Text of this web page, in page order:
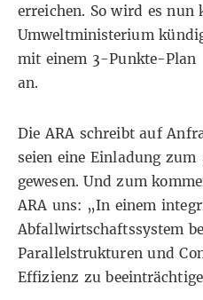
erreichen. So wird es nun
Umweltministerium
mit einem 3-Punkte-Plan
an.
Die ARA schreibt auf
seien eine Einladung zum
gewesen. Und zum
ARA uns: „In einem
Abfallwirtschaftssystem
Parallelstrukturen und
Effizienz zu